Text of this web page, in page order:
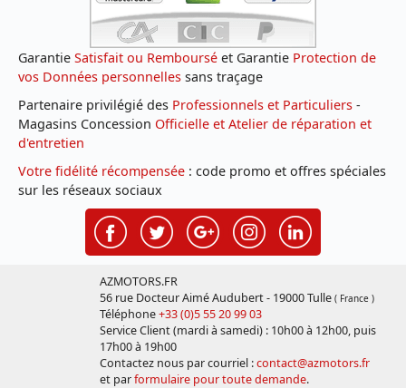
Garantie Satisfait ou Remboursé et Garantie Protection de
vos Données personnelles sans traçage
Partenaire privilégié des Professionnels et Particuliers -
Magasins Concession Officielle et Atelier de réparation et
d'entretien
Votre fidélité récompensée : code promo et offres spéciales
sur les réseaux sociaux
AZMOTORS.FR
56 rue Docteur Aimé Audubert - 19000 Tulle ( France )
Téléphone+33 (0)5 55 20 99 03
Service Client (mardi à samedi) : 10h00 à 12h00, puis
17h00 à 19h00
Contactez nous par courriel :contact@azmotors.fr
et parformulaire pour toute demande.